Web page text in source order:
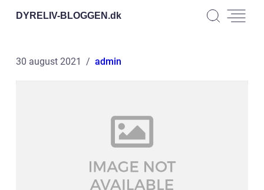
DYRELIV-BLOGGEN.dk
30 august 2021 admin